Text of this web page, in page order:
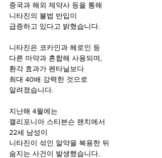
중국과 해외 제약사 등을 통해
니타진의 불법 반입이
급증하고 있다고 밝혔습니다.
니타진은 코카인과 헤로인 등
다른 마약과 혼합해 사용되며,
환각 효과가 펜타닐보다
최대 40배 강력한 것으로
알려졌습니다.
지난해 4월에는
캘리포니아 스티븐슨 랜치에서
22세 남성이
니타진이 섞인 알약을 복용한 뒤
숨지는 사건이 발생했습니다.